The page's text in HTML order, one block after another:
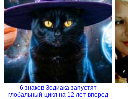
6 знаков Зодиака запустят
глобальный цикл на 12 лет вперед